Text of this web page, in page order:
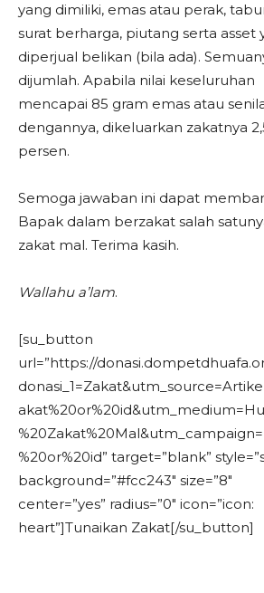
yang dimiliki, emas atau perak,
surat berharga, piutang serta asset
diperjual belikan (bila ada).
dijumlah. Apabila nilai keseluruhan
mencapai 85 gram emas atau
dengannya, dikeluarkan zakatnya
persen.
Semoga jawaban ini dapat
Bapak dalam berzakat salah
zakat mal. Terima kasih.
Wallahu a’lam.
[su_button
url=”https://
%20or%20id” target=”blank”
background=”#fcc243″ size=”8″
center=”yes” radius=”0″ icon=”icon:
heart”]Tunaikan Zakat[/su_button]